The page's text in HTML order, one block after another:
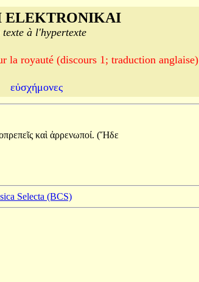
ELEKTRONIKAI
texte à l'hypertexte
la royauté (discours 1; traduction anglaise)
εὐσχήμονες
καὶ ἀρρενωποί. (Ἥδε
Selecta (BCS)